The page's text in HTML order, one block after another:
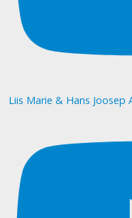
Liis Marie & Hans Joosep